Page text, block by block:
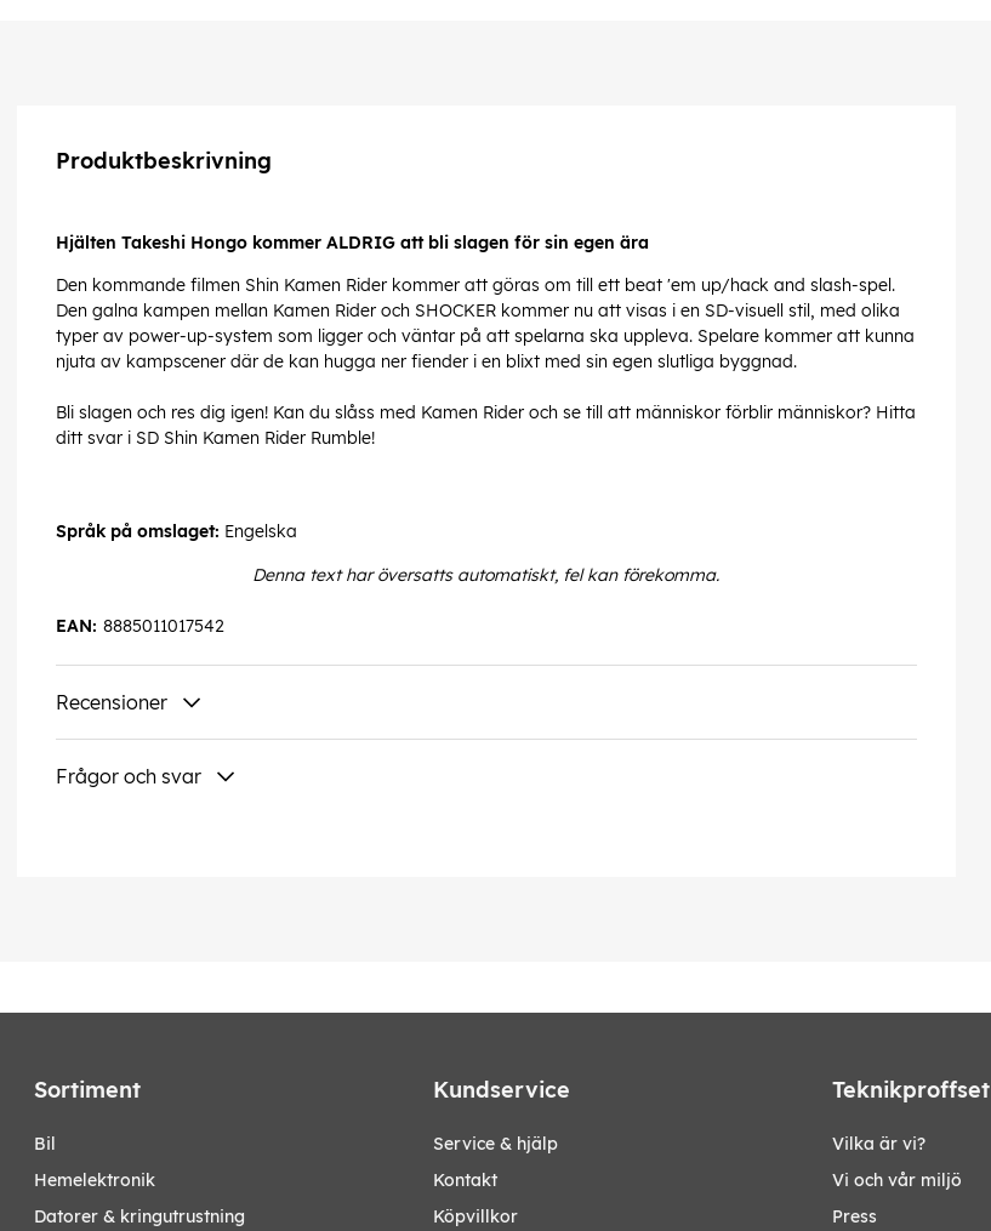
Produktbeskrivning
Hjälten Takeshi Hongo kommer ALDRIG att bli slagen för sin egen ära
Den kommande filmen Shin Kamen Rider kommer att göras om till ett beat 'em up/hack and slash-spel.
Den galna kampen mellan Kamen Rider och SHOCKER kommer nu att visas i en SD-visuell stil, med olika
typer av power-up-system som ligger och väntar på att spelarna ska uppleva. Spelare kommer att kunna
njuta av kampscener där de kan hugga ner fiender i en blixt med sin egen slutliga byggnad.
Bli slagen och res dig igen! Kan du slåss med Kamen Rider och se till att människor förblir människor? Hitta
ditt svar i SD Shin Kamen Rider Rumble!
Språk på omslaget: Engelska
Denna text har översatts automatiskt, fel kan förekomma.
8885011017542
EAN:
Recensioner
Frågor och svar
Sortiment
bil
hemelektronik
datorer & kringutrustning
Kundservice
Service & hjälp
Kontakt
Köpvillkor
Teknikproffset
Vilka är vi?
Vi och vår miljö
Press